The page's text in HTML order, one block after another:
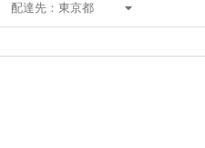
配達先：
Pontaパス特典対象すべて
Pontaパス特典対象すべて